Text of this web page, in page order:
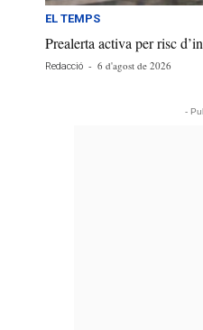
EL TEMPS
Prealerta activa per risc
Redacció - 6 d'agost de 2026
-